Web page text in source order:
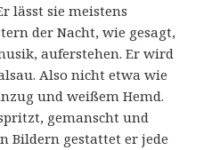
lässt sie meistens
der Nacht, wie gesagt,
auferstehen. Er wird
Also nicht etwa wie
und weißem Hemd.
gemanscht und
Bildern gestattet er jede